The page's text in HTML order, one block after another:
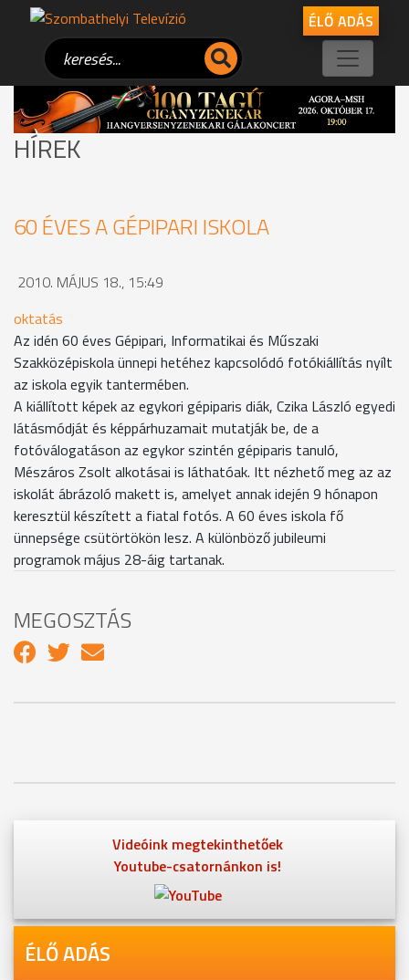
ÉLŐ ADÁS
HÍREK
60 ÉVES A GÉPIPARI ISKOLA
2010. MÁJUS 18., 15:49
oktatás
Az idén 60 éves Gépipari, Informatikai és Műszaki
Szakközépiskola ünnepi hetéhez kapcsolódó fotókiállítás nyílt
az iskola egyik tantermében.
A kiállított képek az egykori gépiparis diák, Czika László egyedi
látásmódját és képpárhuzamait mutatják be, de a
fotóválogatáson az egykor szintén gépiparis tanuló,
Mészáros Zsolt alkotásai is láthatóak. Itt nézhető meg az az
iskolát ábrázoló makett is, amelyet annak idején 9 hónapon
keresztül készített a fiatal fotós. A 60 éves iskola fő
ünnepsége csütörtökön lesz. A különböző jubileumi
programok május 28-áig tartanak.
MEGOSZTÁS
Videóink megtekinthetőek
Youtube-csatornánkon is!
ÉLŐ ADÁS